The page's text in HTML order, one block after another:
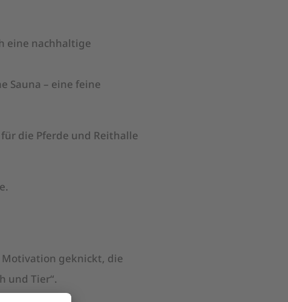
eine nachhaltige
Sauna – eine feine
die Pferde und Reithalle
Motivation geknickt, die
und Tier“.